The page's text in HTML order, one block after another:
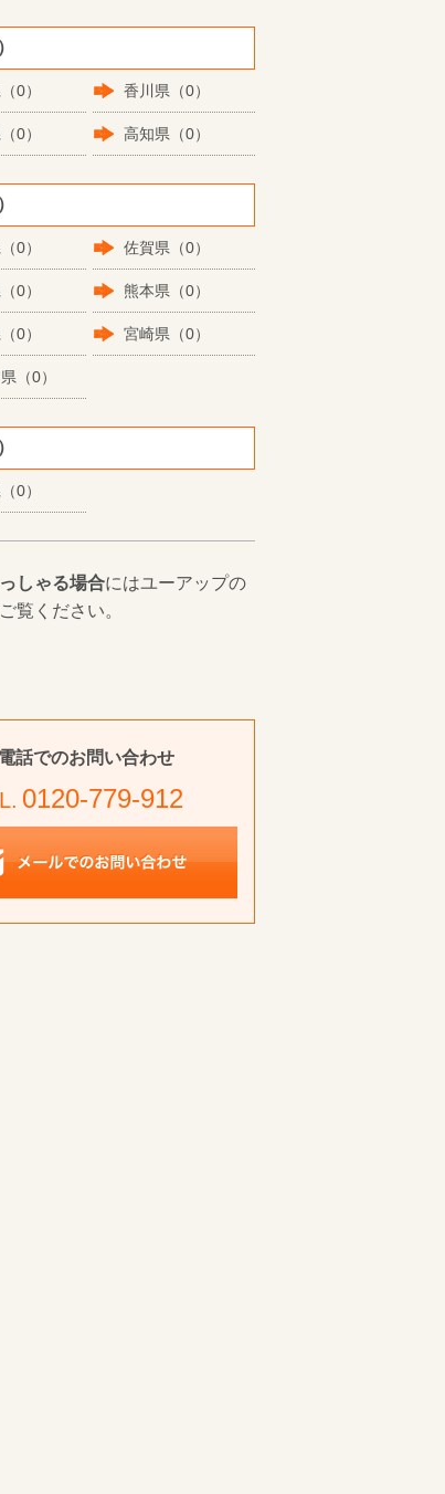
0） 香川県（0）
0） 高知県（0）
0） 佐賀県（0）
0） 熊本県（0）
0） 宮崎県（0）
（0）
0）
しゃる場合にはユーアップの
覧ください。
話でのお問い合わせ
0120-779-912